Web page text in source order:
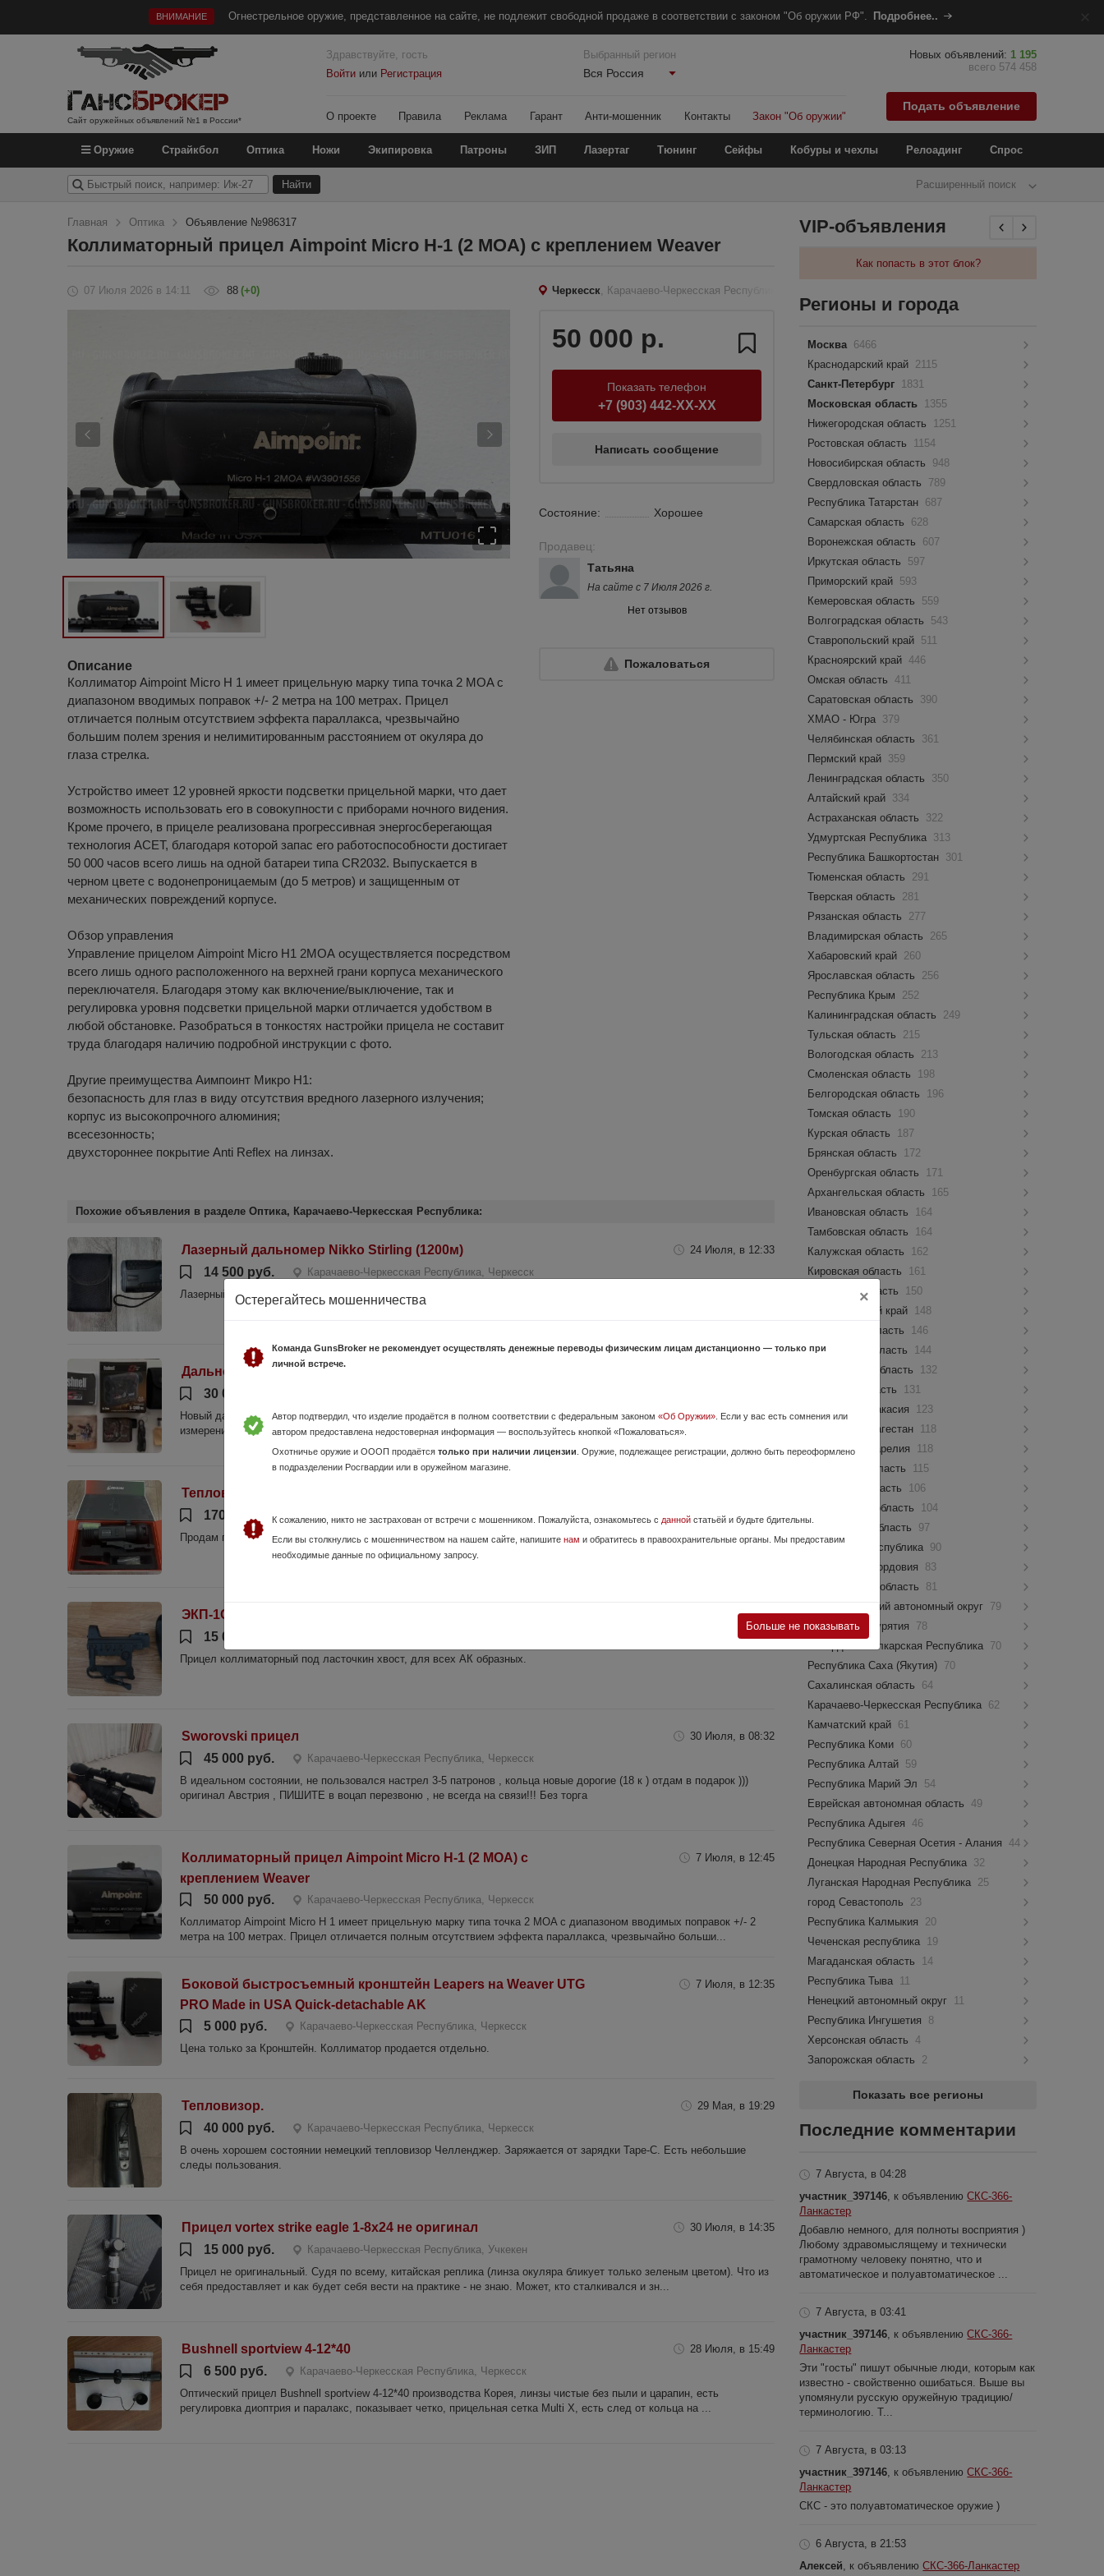
ВНИМАНИЕ Огнестрельное оружие, представленное на сайте, не подлежит свободной продаже в соответствии с законом "Об оружии РФ". Подробнее..
Сайт оружейных объявлений №1 в России*
Здравствуйте, гость
Войтиили Регистрация
Выбранный регион
Вся Россия
О проекте Правила Реклама Гарант Анти-мошенник Контакты Закон "Об оружии"
Новых объявлений: 1 195
всего 574 458
Подать объявление
Оружие Страйкбол Оптика Ножи Экипировка Патроны ЗИП Лазертаг Тюнинг Сейфы Кобуры и чехлы Релоадинг Спрос
Расширенный поиск
Главная Оптика Объявление №986317
Коллиматорный прицел Aimpoint Micro H-1 (2 MOA) с креплением Weaver
07 Июля 2026 в 14:11 88 (+0) Черкесск, Карачаево-Черкесская Республика
Описание
Коллиматор Aimpoint Micro H 1 имеет прицельную марку типа точка 2 MOA с
диапазоном вводимых поправок +/- 2 метра на 100 метрах. Прицел
отличается полным отсутствием эффекта параллакса, чрезвычайно
большим полем зрения и нелимитированным расстоянием от окуляра до
глаза стрелка.
Устройство имеет 12 уровней яркости подсветки прицельной марки, что дает
возможность использовать его в совокупности с приборами ночного видения.
Кроме прочего, в прицеле реализована прогрессивная энергосберегающая
технология АСЕТ, благодаря которой запас его работоспособности достигает
50 000 часов всего лишь на одной батареи типа CR2032. Выпускается в
черном цвете с водонепроницаемым (до 5 метров) и защищенным от
механических повреждений корпусе.
Обзор управления
Управление прицелом Aimpoint Micro H1 2МОА осуществляется посредством
всего лишь одного расположенного на верхней грани корпуса механического
переключателя. Благодаря этому как включение/выключение, так и
регулировка уровня подсветки прицельной марки отличается удобством в
любой обстановке. Разобраться в тонкостях настройки прицела не составит
труда благодаря наличию подробной инструкции с фото.
Другие преимущества Аимпоинт Микро Н1:
безопасность для глаз в виду отсутствия вредного лазерного излучения;
корпус из высокопрочного алюминия;
всесезонность;
двухстороннее покрытие Anti Reflex на линзах.
50 000 р.
Показать телефон
+7 (903) 442-XX-XX
Написать сообщение
Состояние: Хорошее
Продавец:
Татьяна
На сайте с 7 Июля 2026 г.
Нет отзывов
Пожаловаться
Похожие объявления в разделе Оптика, Карачаево-Черкесская Республика:
Лазерный дальномер Nikko Stirling (1200м) 24 Июля, в 12:33
14 500 руб.
Карачаево-Черкесская Республика, Черкесск
Лазерный дальномер Nikko Stirling (1200м).
Дальномер Bushnell DX G-Force 1300 ARC RTAP
30 000 руб.
Новый дальномер. Не использовался. Лазерный дальномер Bushnell G-Force 1300 Особенности: Высокая точность
измерений. Большая максимальная дистанция измерения. Фирменная технология E.S.P. Три ...
Тепловизор Rika nv H50
170 000 руб.
Карачаево-Черкесская Республика, Черкесск
Продам прицел в отличном состоянии Ovod H50
ЭКП-1С-03. Кобра 14 Июля, в 17:51
15 000 руб.
Прицел коллиматорный под ласточкин хвост, для всех АК образных.
Sworovski прицел 30 Июля, в 08:32
45 000 руб.
Карачаево-Черкесская Республика, Черкесск
В идеальном состоянии, не пользовался настрел 3-5 патронов , кольца новые дорогие (18 к ) отдам в подарок )))
оригинал Австрия , ПИШИТЕ в воцап перезвоню , не всегда на связи!!! Без торга
Коллиматорный прицел Aimpoint Micro H-1 (2 MOA) с
креплением Weaver
7 Июля, в 12:45
50 000 руб.
Карачаево-Черкесская Республика, Черкесск
Коллиматор Aimpoint Micro H 1 имеет прицельную марку типа точка 2 MOA с диапазоном вводимых поправок +/- 2
метра на 100 метрах. Прицел отличается полным отсутствием эффекта параллакса, чрезвычайно больши...
Боковой быстросъемный кронштейн Leapers на Weaver UTG
PRO Made in USA Quick-detachable AK
7 Июля, в 12:35
5 000 руб.
Карачаево-Черкесская Республика, Черкесск
Цена только за Кронштейн. Коллиматор продается отдельно.
Тепловизор. 29 Мая, в 19:29
40 000 руб.
Карачаево-Черкесская Республика, Черкесск
В очень хорошем состоянии немецкий тепловизор Челленджер. Заряжается от зарядки Tape-C. Есть небольшие
следы пользования.
Прицел vortex strike eagle 1-8x24 не оригинал 30 Июля, в 14:35
15 000 руб.
Карачаево-Черкесская Республика, Учкекен
Прицел не оригинальный. Судя по всему, китайская реплика (линза окуляра бликует только зеленым цветом). Что из
себя предоставляет и как будет себя вести на практике - не знаю. Может, кто сталкивался и зн...
Bushnell sportview 4-12*40 28 Июля, в 15:49
6 500 руб.
Карачаево-Черкесская Республика, Черкесск
Оптический прицел Bushnell sportview 4-12*40 производства Корея, линзы чистые без пыли и царапин, есть
регулировка диоптрия и паралакс, показывает четко, прицельная сетка Multi X, есть след от кольца на ...
Остерегайтесь мошенничества ×
Команда GunsBroker не рекомендует осуществлять денежные переводы физическим лицам дистанционно — только при
личной встрече.
Автор подтвердил, что изделие продаётся в полном соответствии с федеральным законом «Об Оружии» . Если у вас есть сомнения или
автором предоставлена недостоверная информация — воспользуйтесь кнопкой «Пожаловаться».
Охотничье оружие и ОООП продаётся только при наличии лицензии . Оружие, подлежащее регистрации, должно быть переоформлено
в подразделении Росгвардии или в оружейном магазине.
К сожалению, никто не застрахован от встречи с мошенником. Пожалуйста, ознакомьтесь с данной статьёй и будьте бдительны.
Если вы столкнулись с мошенничеством на нашем сайте, напишите нам и обратитесь в правоохранительные органы. Мы предоставим
необходимые данные по официальному запросу.
Больше не показывать
VIP-объявления
Как попасть в этот блок?
Регионы и города
Москва 6466
Краснодарский край 2115
Санкт-Петербург 1831
Московская область 1355
Нижегородская область
1251
Ростовская область
1154
Новосибирская область
948
Свердловская область
789
Республика Татарстан 687
Самарская область
628
Воронежская область
607
Иркутская область
597
Приморский край 593
Кемеровская область
559
Волгоградская область
543
Ставропольский край 511
Красноярский край 446
Омская область
411
Саратовская область
390
ХМАО - Югра 379
Челябинская область
361
Пермский край 359
Ленинградская область
350
Алтайский край 334
Астраханская область
322
Удмуртская Республика 313
Республика Башкортостан 301
Тюменская область
291
Тверская область
281
Рязанская область
277
Владимирская область
265
Хабаровский край 260
Ярославская область
256
Республика Крым
252
Калининградская область
249
Тульская область
215
Вологодская область
213
Смоленская область
198
Белгородская область
196
Томская область
190
Курская область
187
Брянская область
172
Оренбургская область
171
Архангельская область
165
Ивановская область
164
Тамбовская область
164
Калужская область
162
Кировская область
161
Амурская область
150
Забайкальский край 148
Орловская область
146
Пензенская область
144
Ульяновская область
132
Липецкая область
131
Республика Хакасия
123
Республика Дагестан 118
Республика Карелия
118
Курганская область
115
Псковская область
106
Костромская область
104
Мурманская область
97
Чувашская Республика 90
Республика Мордовия
83
Новгородская область
81
Ямало-Ненецкий автономный округ 79
Республика Бурятия
78
Кабардино-Балкарская Республика 70
Республика Саха (Якутия) 70
Сахалинская область
64
Карачаево-Черкесская Республика 62
Камчатский край 61
Республика Коми 60
Республика Алтай 59
Республика Марий Эл
54
Еврейская автономная область
49
Республика Адыгея
46
Республика Северная Осетия - Алания
44
Донецкая Народная Республика 32
Луганская Народная Республика 25
город Севастополь
23
Республика Калмыкия
20
Чеченская республика 19
Магаданская область
14
Республика Тыва 11
Ненецкий автономный округ 11
Республика Ингушетия
8
Херсонская область
4
Запорожская область
2
Показать все регионы
Последние комментарии
7 Августа, в 04:28
участник_397146 , к объявлениюСКС-366-
Ланкастер
Добавлю немного, для полноты восприятия )
Любому здравомыслящему и технически
грамотному человеку понятно, что и
автоматическое и полуавтоматическое ...
7 Августа, в 03:41
участник_397146 , к объявлениюСКС-366-
Ланкастер
Эти "госты" пишут обычные люди, которым как
известно - свойственно ошибаться. Выше вы
упомянули русскую оружейную традицию/
терминологию. Т...
7 Августа, в 03:13
участник_397146 , к объявлениюСКС-366-
Ланкастер
СКС - это полуавтоматическое оружие )
6 Августа, в 21:53
Алексей , к объявлениюСКС-366-Ланкастер